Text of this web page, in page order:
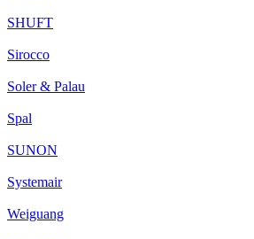
SHUFT
Sirocco
Soler & Palau
Spal
SUNON
Systemair
Weiguang